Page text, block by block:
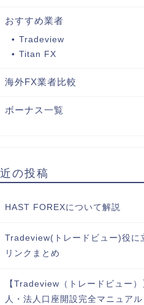
おすすめ業者
Tradeview
Titan FX
海外FX業者比較
ボーナス一覧
の投稿
HAST FOREXについて解説
Tradeview(トレードビュー)役に
リンクまとめ
【Tradeview（トレードビュー）
人・法人口座開設完全マニュアル